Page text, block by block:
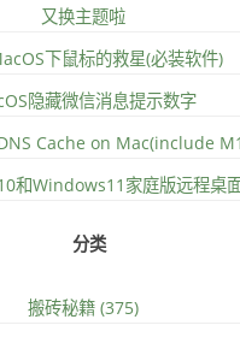
又换主题啦
下鼠标的救星(必装软件)
隐藏微信消息提示数字
Cache on Mac(include
和Windows11家庭版远程桌
分类
搬砖秘籍 (375)